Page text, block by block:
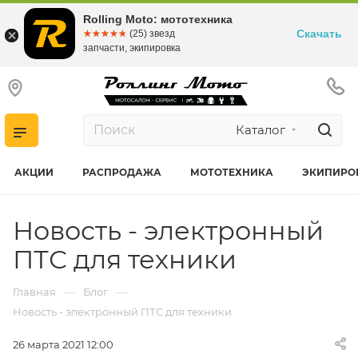
Каталог
АКЦИИ РАСПРОДАЖА МОТОТЕХНИКА
Новость - электронный
ПТС для техники
Главная — Блог —
Новость - электронный ПТС для техники
26 марта 2021 12:00
Rolling Moto: мототехника
☆☆☆☆☆
★★★★★ (25) звезд
запчасти, экипировка
Скачать